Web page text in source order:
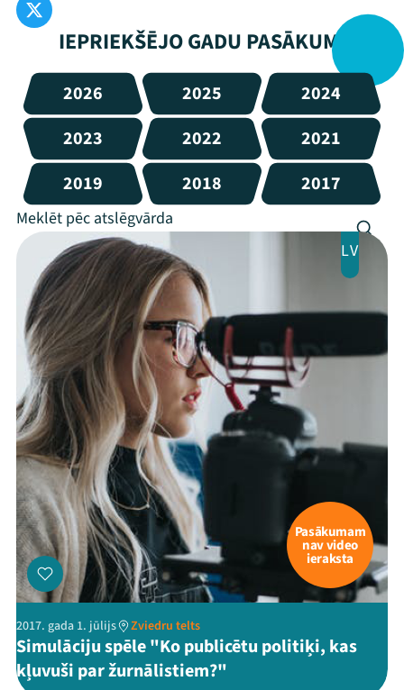
IEPRIEKŠĒJO GADU PASĀKUMI
2026 2025
2024
2023
2022
2021
2019
2018 2017
LV
Pasākumam
nav video
ieraksta
2017. gada 1. jūlijs Zviedru telts
Simulāciju spēle "Ko publicētu politiķi, kas
kļuvuši par žurnālistiem?"